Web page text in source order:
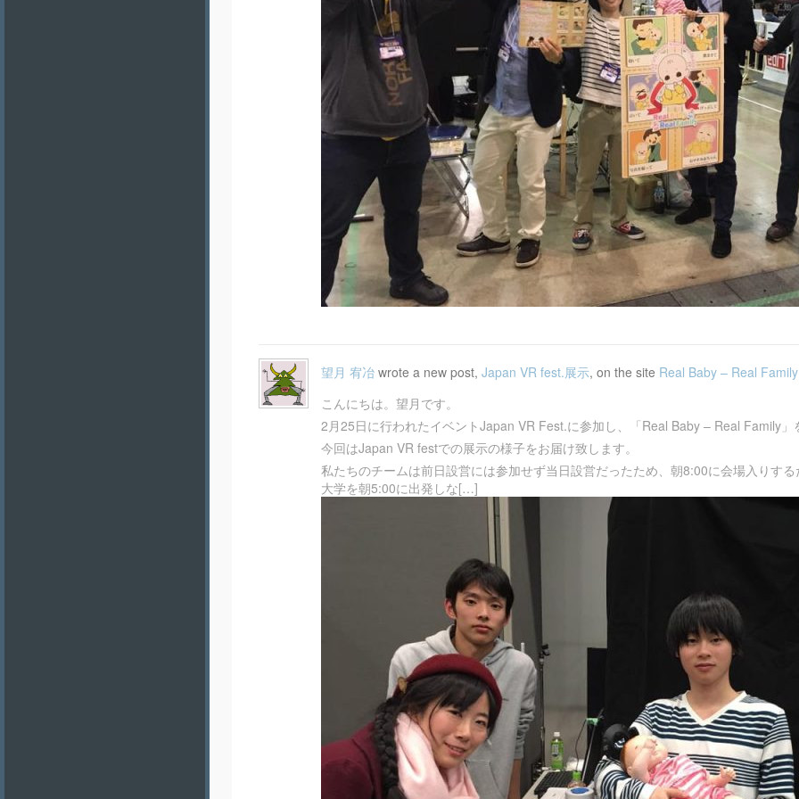
望月 宥冶 wrote a new post, Japan VR fest.展示, on the site Real Baby – Real Family
こんにちは。望月です。
2月25日に行われたイベントJapan VR Fest.に参加し、「Real Baby – Real Family
今回はJapan VR festでの展示の様子をお届け致します。
私たちのチームは前日設営には参加せず当日設営だったため、朝8:00に会場入りす
大学を朝5:00に出発しな[…]